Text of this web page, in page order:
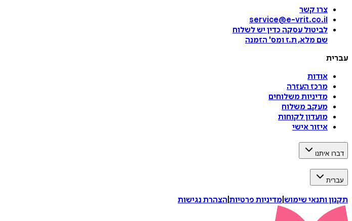
צרו קשר
service@e-vrit.co.il
לביטול עסקה כדין יש לשלוח
שם מלא, ת.ז ומס' הזמנה
עברית
אודות
מרכז העזרה
מדיניות משלוחים
מעקב משלוח
מועדון לקוחות
איזור אישי
דברו איתנו
עברית
תקנון ותנאי שימוש מדיניות פרטיות הצהרת נגישות